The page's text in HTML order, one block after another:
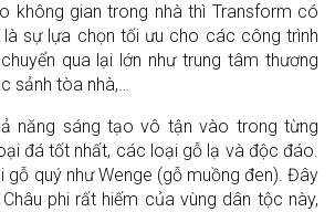
không gian trong nhà thì Transform có
là sự lựa chọn tối ưu cho các công trình
qua lại lớn như trung tâm thương
sảnh tòa nhà,…
năng sáng tạo vô tận vào trong từng
đá tốt nhất, các loại gỗ lạ và độc đáo.
quý như Wenge (gỗ muồng đen). Đây
phi rất hiếm của vùng dân tộc này,